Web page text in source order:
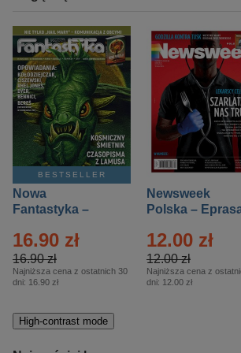
BESTSELLER
Nowa
Fantastyka –
16.90 zł
16.90 zł
Najniższa cena z ostatnich 30
dni: 16.90 zł
Newsweek
Polska –
12.00 zł
12.00 zł
Najniższa cena z
dni: 12.00 zł
High-contrast mode